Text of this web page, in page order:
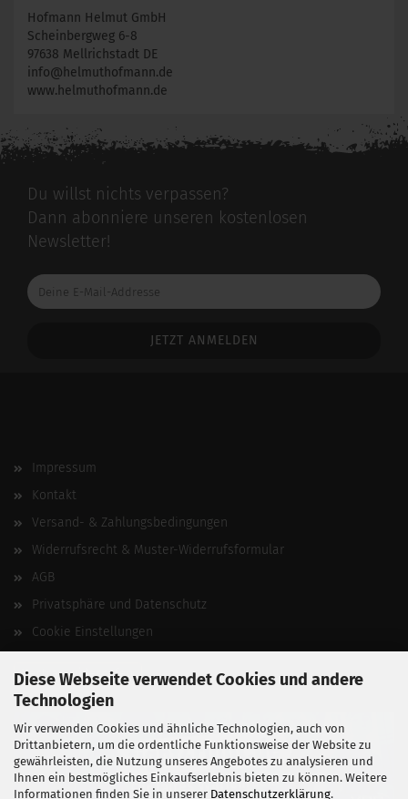
Diese Webseite verwendet Cookies und andere
Technologien
Wir verwenden Cookies und ähnliche Technologien, auch von
Drittanbietern, um die ordentliche Funktionsweise der Website zu
gewährleisten, die Nutzung unseres Angebotes zu analysieren und
Ihnen ein bestmögliches Einkaufserlebnis bieten zu können. Weitere
Informationen finden Sie in unserer Datenschutzerklärung.
Hofmann Helmut GmbH
Scheinbergweg 6-8
97638 Mellrichstadt DE
info@helmuthofmann.de
www.helmuthofmann.de
Du willst nichts verpassen?
Dann abonniere unseren kostenlosen
Newsletter!
Deine
E-
Impressum
Kontakt
Versand- & Zahlungsbedingungen
Widerrufsrecht & Muster-Widerrufsformular
AGB
Privatsphäre und Datenschutz
Cookie Einstellungen
Vertrag widerrufen